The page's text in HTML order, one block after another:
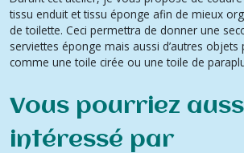
tissu enduit et tissu éponge afin de mieux
de toilette. Ceci permettra de donner une
serviettes éponge mais aussi d’autres objets
comme une toile cirée ou une toile de
Vous pourriez
intéressé par